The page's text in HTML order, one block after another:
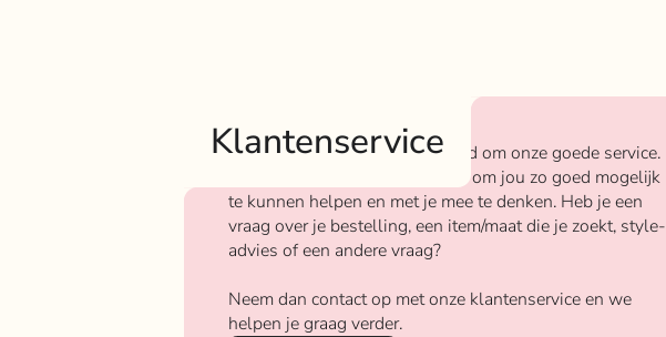
Klantenservice
Bij Rokjeklokje staan we bekend om onze goede service.
We vinden het super belangrijk om jou zo goed mogelijk
te kunnen helpen en met je mee te denken. Heb je een
vraag over je bestelling, een item/maat die je zoekt, style-
advies of een andere vraag?
Neem dan contact op met onze klantenservice en we
helpen je graag verder.